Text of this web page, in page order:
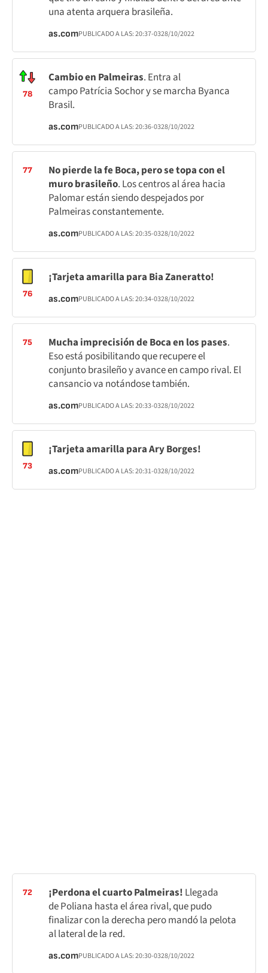
una atenta arquera brasileña.
as.comPUBLICADO A LAS:20:37-0328/10/2022
78
Cambio en Palmeiras. Entra al
campo Patrícia Sochor y se marcha Byanca
Brasil.
as.comPUBLICADO A LAS:20:36-0328/10/2022
77
No pierde la fe Boca, pero se topa con el
muro brasileño. Los centros al área hacia
Palomar están siendo despejados por
Palmeiras constantemente.
as.comPUBLICADO A LAS:20:35-0328/10/2022
76
¡Tarjeta amarilla para Bia Zaneratto!
as.comPUBLICADO A LAS:20:34-0328/10/2022
75 Mucha imprecisión de Boca en los pases.
Eso está posibilitando que recupere el
conjunto brasileño y avance en campo rival. El
cansancio va notándose también.
as.comPUBLICADO A LAS:20:33-0328/10/2022
73
¡Tarjeta amarilla para Ary Borges!
as.comPUBLICADO A LAS:20:31-0328/10/2022
72 ¡Perdona el cuarto Palmeiras! Llegada
de Poliana hasta el área rival, que pudo
finalizar con la derecha pero mandó la pelota
al lateral de la red.
as.comPUBLICADO A LAS:20:30-0328/10/2022